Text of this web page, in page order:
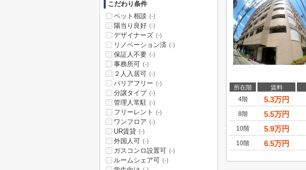
所在階 賃料
4階
5.3万円
8階
5.5万円
10階
5.9万円
10階
6.5万円
こだわり条件
ペット相談 (-)
陽当り良好 (-)
デザイナーズ (-)
リノベーション済 (-)
保証人不要 (-)
事務所可 (-)
２人入居可 (-)
バリアフリー (-)
分譲タイプ (-)
管理人常駐 (-)
フリーレント (-)
ワンフロア (-)
UR賃貸 (-)
外国人可 (-)
ガスコンロ設置可 (-)
ルームシェア可 (-)